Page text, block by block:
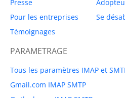
Presse
Pour les entreprises
Témoignages
Se
PARAMETRAGE
Tous les paramètres IMAP et
Gmail.com IMAP SMTP